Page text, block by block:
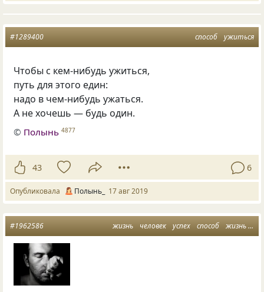
способ ужиться
#1289400
Чтобы с кем-нибудь ужиться,
путь для этого един:
надо в чем-нибудь ужаться.
А не хочешь — будь один.
© Полынь 4877
43 6
Опубликовала Полынь_ 17 авг 2019
жизнь человек успех способ жизнь как она есть
#1962586